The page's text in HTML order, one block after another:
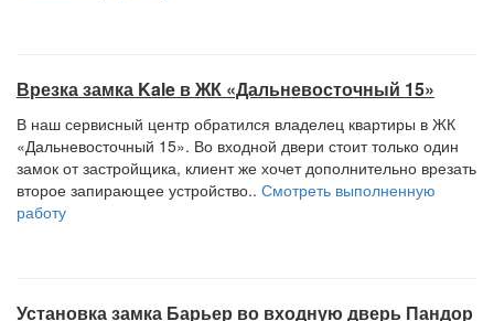
Врезка замка Kale в ЖК «Дальневосточный 15»
В наш сервисный центр обратился владелец квартиры в ЖК
«Дальневосточный 15». Во входной двери стоит только один
замок от застройщика, клиент же хочет дополнительно врезать
второе запирающее устройство.. Смотреть выполненную
работу
Установка замка Барьер во входную дверь Пандор